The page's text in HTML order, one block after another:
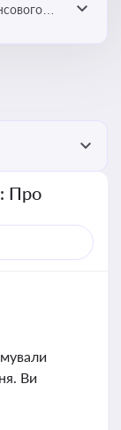
та
Про
Ви